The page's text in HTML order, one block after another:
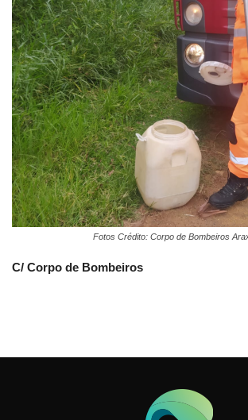
Fotos Crédito: Corpo de Bombeiros
C/ Corpo de Bombeiros